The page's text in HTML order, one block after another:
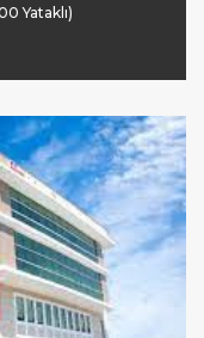
Yataklı)